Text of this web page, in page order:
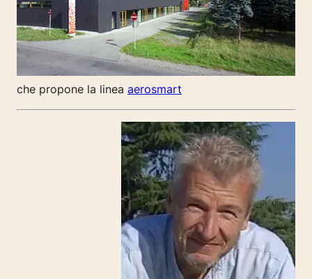
che propone la linea aerosmart